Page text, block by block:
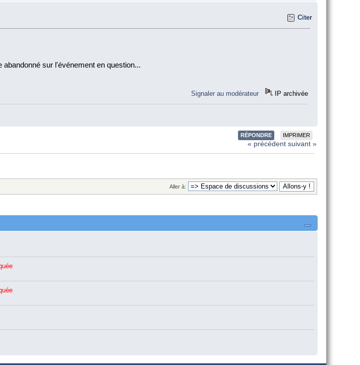
Citer
sur l'événement en question...
Signaler au modérateur IP archivée
RÉPONDRE IMPRIMER
« précédent suivant »
Aller à: